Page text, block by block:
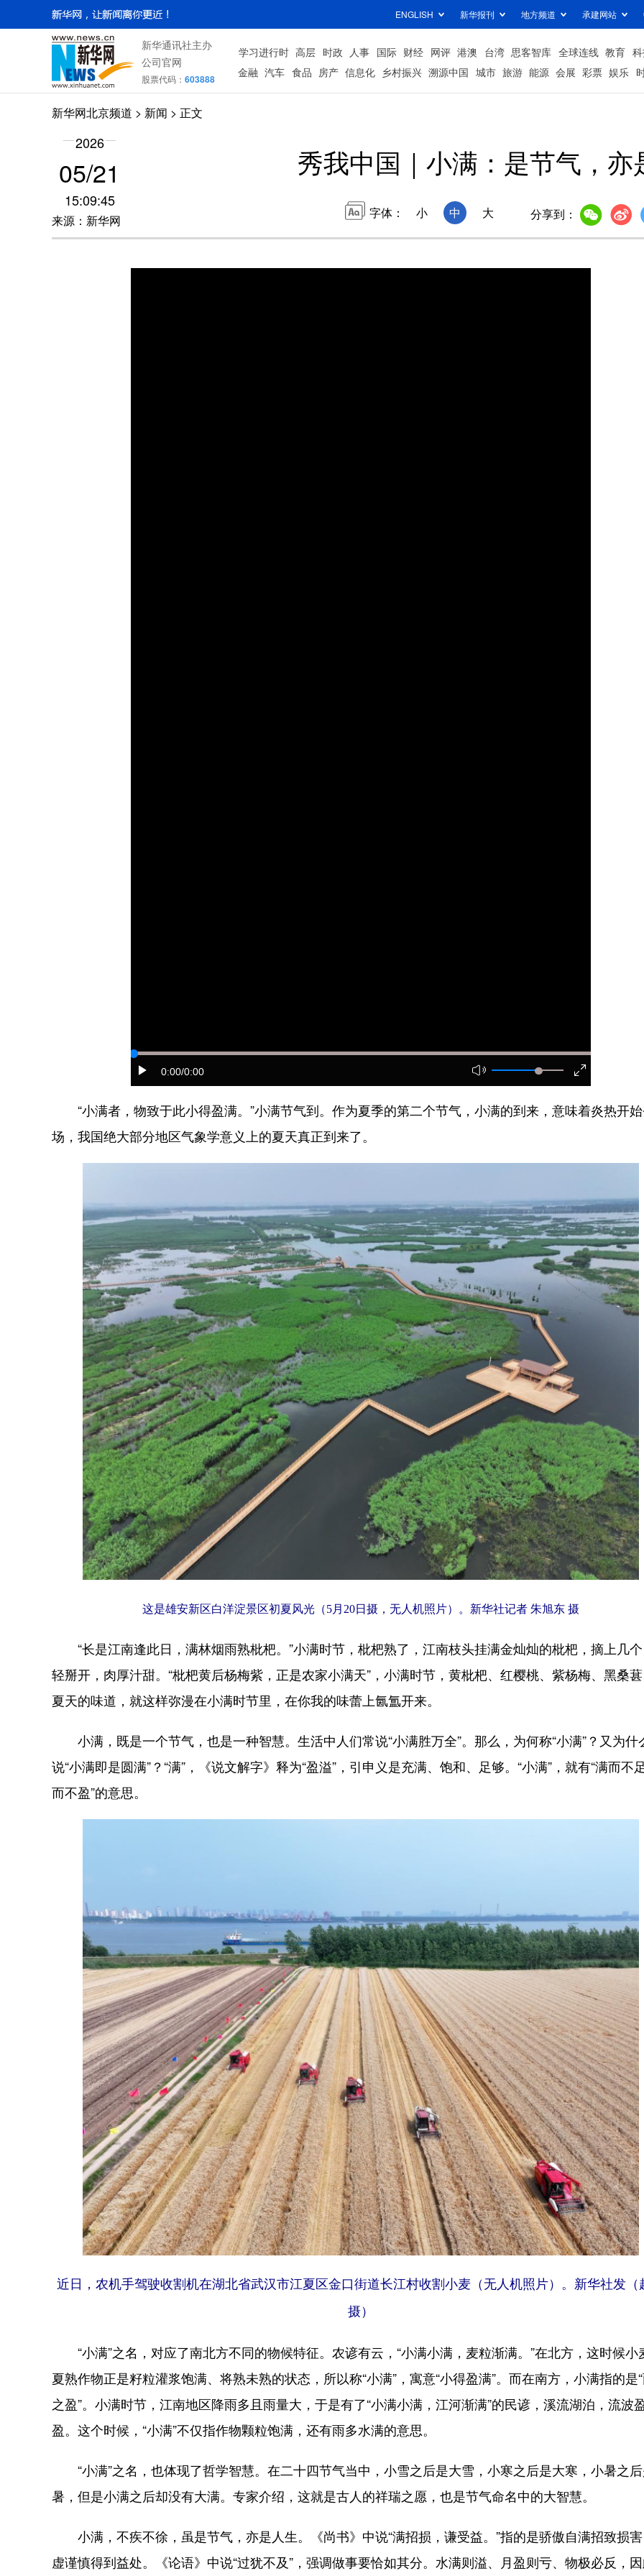
ENGLISH 新华报刊 地方频道 承建网站
新华通讯社主办
公司官网
股票代码： 603888
学习进行时 高层 时政 人事 国际 财经 网评 港澳 台湾 思客智库 全球连线 教育
金融 汽车 食品 房产 信息化 乡村振兴 溯源中国 城市 旅游 能源 会展 彩票 娱乐
新华网北京频道 > 新闻 > 正文
2026
05/21
15:09:45
来源：新华网
秀我中国｜小满：是节气，亦
字体： 小 中 大 分享到：
0:00/0:00
“小满者，物致于此小得盈满。”小满节气到。作为夏季的第二个节气，小满的到来，意味着炎热开
场，我国绝大部分地区气象学意义上的夏天真正到来了。
这是雄安新区白洋淀景区初夏风光（5月20日摄，无人机照片）。新华社记者 朱旭东 摄
“长是江南逢此日，满林烟雨熟枇杷。”小满时节，枇杷熟了，江南枝头挂满金灿灿的枇杷，摘上几
轻掰开，肉厚汁甜。“枇杷黄后杨梅紫，正是农家小满天”，小满时节，黄枇杷、红樱桃、紫杨梅、黑桑
夏天的味道，就这样弥漫在小满时节里，在你我的味蕾上氤氲开来。
小满，既是一个节气，也是一种智慧。生活中人们常说“小满胜万全”。那么，为何称“小满”？又为什
说“小满即是圆满”？“满”，《说文解字》释为“盈溢”，引申义是充满、饱和、足够。“小满”，就有“满而不
而不盈”的意思。
近日，农机手驾驶收割机在湖北省武汉市江夏区金口街道长江村收割小麦（无人机照片）。新华社发（
摄）
“小满”之名，对应了南北方不同的物候特征。农谚有云，“小满小满，麦粒渐满。”在北方，这时候小
夏熟作物正是籽粒灌浆饱满、将熟未熟的状态，所以称“小满”，寓意“小得盈满”。而在南方，小满指的是
之盈”。小满时节，江南地区降雨多且雨量大，于是有了“小满小满，江河渐满”的民谚，溪流湖泊，流波盈
盈。这个时候，“小满”不仅指作物颗粒饱满，还有雨多水满的意思。
“小满”之名，也体现了哲学智慧。在二十四节气当中，小雪之后是大雪，小寒之后是大寒，小暑之
暑，但是小满之后却没有大满。专家介绍，这就是古人的祥瑞之愿，也是节气命名中的大智慧。
小满，不疾不徐，虽是节气，亦是人生。《尚书》中说“满招损，谦受益。”指的是骄傲自满招致损
虚谨慎得到益处。《论语》中说“过犹不及”，强调做事要恰如其分。水满则溢、月盈则亏、物极必反，因